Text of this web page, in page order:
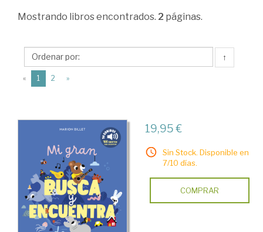
la
Timun
Mas
Mostrando libros encontrados. 2 páginas.
↑
« 1 (current)
2 »
19,95 €
Sin Stock. Disponible en
7/10 días.
COMPRAR